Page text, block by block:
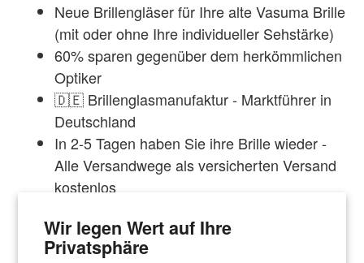
Wir legen Wert auf Ihre
Privatsphäre
Neue Brillengläser für Ihre alte Vasuma Brille
(mit oder ohne Ihre individueller Sehstärke)
60% sparen gegenüber dem herkömmlichen
Optiker
🇩🇪 Brillenglasmanufaktur - Marktführer in
Deutschland
In 2-5 Tagen haben Sie ihre Brille wieder -
Alle Versandwege als versicherten Versand
kostenlos
pro Jahr